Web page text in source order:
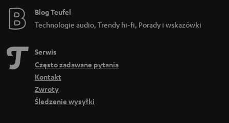
Blog Teufel
Technologie audio, Trendy hi-fi, Porady i wskazówki
Serwis
Często zadawane pytania
Kontakt
Zwroty
Śledzenie wysyłki